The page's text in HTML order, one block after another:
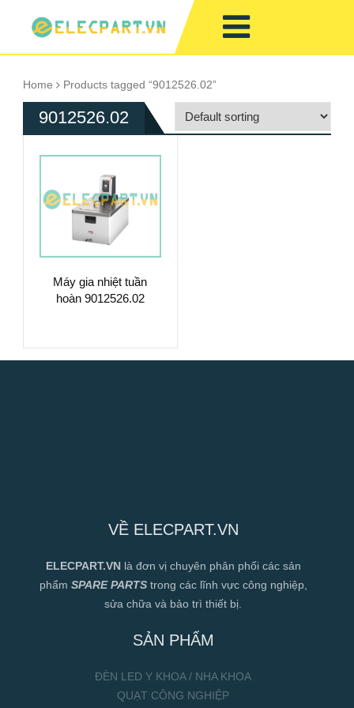
Home Products tagged “9012526.02”
9012526.02
Máy gia nhiệt tuần
hoàn 9012526.02
VỀ ELECPART.VN
ELECPART.VN là đơn vị chuyên phân phối các sản
phẩm SPARE PARTStrong các lĩnh vực công nghiệp,
sửa chữa và bảo trì thiết bị.
SẢN PHẨM
ĐÈN LED Y KHOA / NHA KHOA
QUẠT CÔNG NGHIỆP